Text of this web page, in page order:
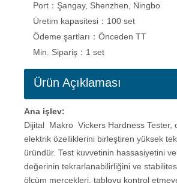
Port： Şangay, Shenzhen, Ningbo
Üretim kapasitesi： 100 set
Ödeme şartları： Önceden TT
Min. Sipariş： 1 set
Ürün Açıklaması
Ana işlev:
Dijital Makro Vickers Hardness Tester,
elektrik özelliklerini birleştiren yüksek
üründür. Test kuvvetinin hassasiyetini
değerinin tekrarlanabilirliğini ve
ölçüm mercekleri, tabloyu kontrol